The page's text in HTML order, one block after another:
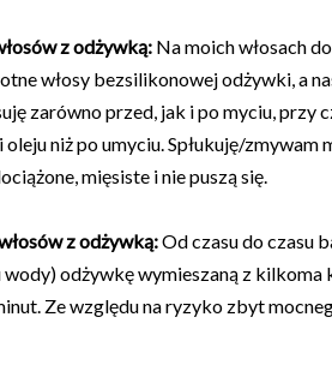
z odżywką: Na moich włosach
włosy bezsilikonowej odżywki, a
zarówno przed, jak i po myciu, przy
niż po umyciu. Spłukuję/zmywam
mięsiste i nie puszą się.
z odżywką:Od czasu do czasu
wody) odżywkę wymieszaną z
Ze względu na ryzyko zbyt